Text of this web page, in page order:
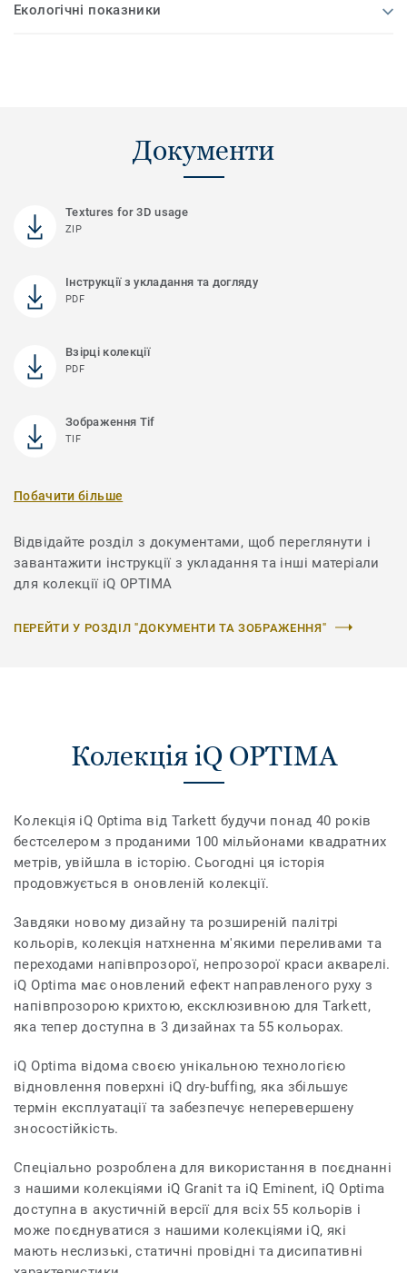
Екологічні показники
Документи
Textures for 3D usage
ZIP
Інструкції з укладання та догляду
PDF
Взірці колекції
PDF
Зображення Tif
TIF
Побачити більше
Відвідайте розділ з документами, щоб переглянути і
завантажити інструкції з укладання та інші матеріали
для колекції iQ OPTIMA
ПЕРЕЙТИ У РОЗДІЛ "ДОКУМЕНТИ ТА ЗОБРАЖЕННЯ"
Колекція iQ OPTIMA
Колекція iQ Optima від Tarkett будучи понад 40 років
бестселером з проданими 100 мільйонами квадратних
метрів, увійшла в історію. Сьогодні ця історія
продовжується в оновленій колекції.
Завдяки новому дизайну та розширеній палітрі
кольорів, колекція натхненна м'якими переливами та
переходами напівпрозорої, непрозорої краси акварелі.
iQ Optima має оновлений ефект направленого руху з
напівпрозорою крихтою, ексклюзивною для Tarkett,
яка тепер доступна в 3 дизайнах та 55 кольорах.
iQ Optima відома своєю унікальною технологією
відновлення поверхні iQ dry-buffing, яка збільшує
термін експлуатації та забезпечує неперевершену
зносостійкість.
Спеціально розроблена для використання в поєднанні
з нашими колекціями iQ Granit та iQ Eminent, iQ Optima
доступна в акустичній версії для всіх 55 кольорів і
може поєднуватися з нашими колекціями iQ, які
мають неслизькі, статичні провідні та дисипативні